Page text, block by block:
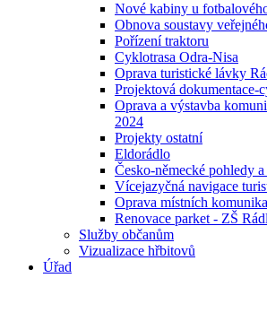
Nové kabiny u
Obnova soustavy
Pořízení traktoru
Cyklotrasa Odra-Nisa
Oprava turistické lávky
Projektová dokumentace-
Oprava a výstavba
2024
Projekty ostatní
Eldorádlo
Česko-německé pohledy
Vícejazyčná navigace
Oprava místních
Renovace parket - ZŠ
Služby občanům
Vizualizace hřbitovů
Úřad